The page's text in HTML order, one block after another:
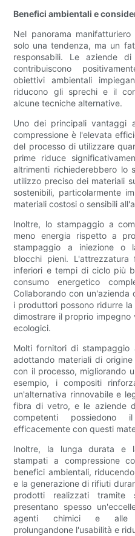
Benefici ambientali e
Nel panorama
solo una tendenza, ma un
responsabili. Le aziende
contribuiscono
obiettivi ambientali
riducono gli sprechi e il
alcune tecniche alternative.
Uno dei principali vantaggi
compressione è l'elevata
del processo di utilizzare
prime riduce
altrimenti richiederebbero lo
utilizzo preciso dei materiali
sostenibili, particolarmente
materiali costosi o sensibili
Inoltre, lo stampaggio a
meno energia rispetto a
stampaggio a iniezione o
blocchi pieni.
inferiori e tempi di ciclo più
consumo energetico
Collaborando con un'azienda
i produttori possono ridurre
dimostrare il proprio
ecologici.
Molti fornitori di stampaggio
adottando materiali di
con il processo, migliorando
esempio, i compositi
un'alternativa rinnovabile e
fibra di vetro, e le aziende
competenti
efficacemente con questi
Inoltre, la lunga durata e
stampati a compressione
benefici ambientali,
e la generazione di rifiuti
prodotti realizzati tramite
presentano spesso
agenti chimici e alle
prolungandone l'usabilità e